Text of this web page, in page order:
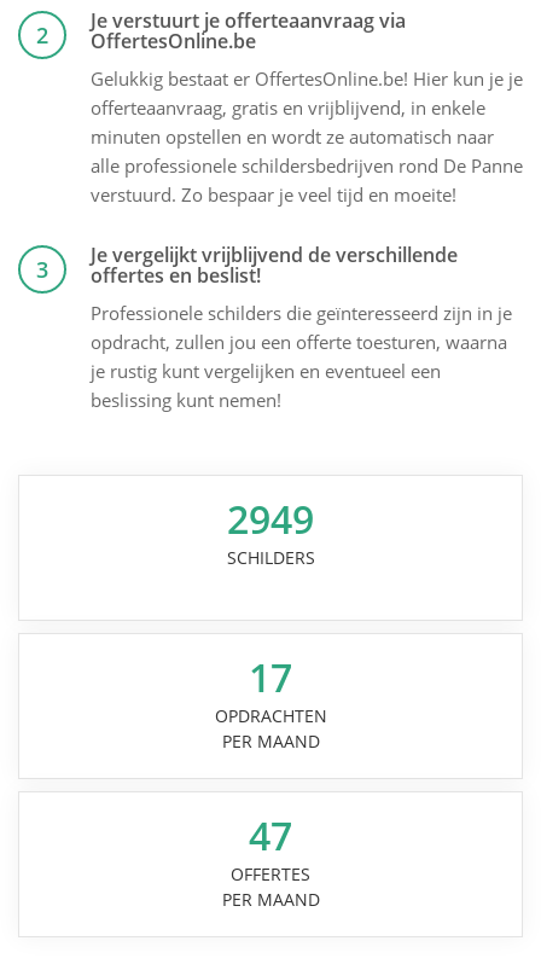
2 Je verstuurt je offerteaanvraag via
OffertesOnline.be
Gelukkig bestaat er OffertesOnline.be! Hier kun je je
offerteaanvraag, gratis en vrijblijvend, in enkele
minuten opstellen en wordt ze automatisch naar
alle professionele schildersbedrijven rond De Panne
verstuurd. Zo bespaar je veel tijd en moeite!
3 Je vergelijkt vrijblijvend de verschillende
offertes en beslist!
Professionele schilders die geïnteresseerd zijn in je
opdracht, zullen jou een offerte toesturen, waarna
je rustig kunt vergelijken en eventueel een
beslissing kunt nemen!
2949
SCHILDERS
17
OPDRACHTEN
PER MAAND
47
OFFERTES
PER MAAND